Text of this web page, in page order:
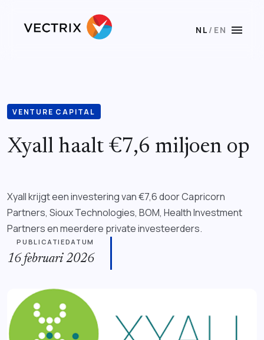
NL / EN menu
VENTURE CAPITAL
Xyall haalt €7,6 miljoen op
Xyall krijgt een investering van €7,6 door Capricorn
Partners, Sioux Technologies, BOM, Health Investment
Partners en meerdere private investeerders.
PUBLICATIEDATUM
16 februari 2026